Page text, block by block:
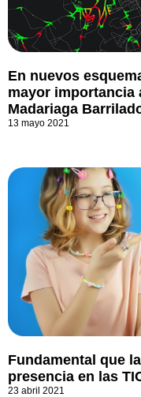
En nuevos
mayor importancia
Madariaga
13 mayo 2021
Fundamental que
presencia en las
23 abril 2021